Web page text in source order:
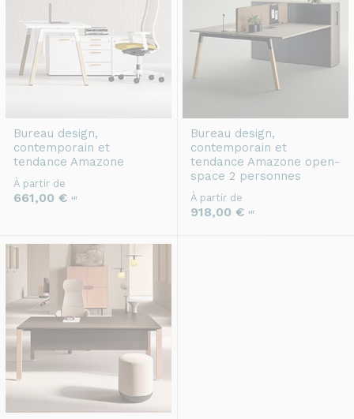
Bureau design,
contemporain et
tendance Amazone
À partir de
661,00 € HT
Bureau design,
contemporain et
tendance Amazone open-
space 2 personnes
À partir de
918,00 € HT